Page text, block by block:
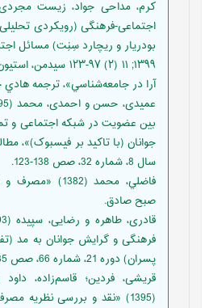
کرم، مداحی جواد، زیست مجردی
اجتماعی-فرهنگی (رویکردی تحلیلی
بودریار و ریچارد سِنِت) مسائل
آرا در جامعه‌شناسي»، ترجمه هادي
بین عضویت در شبکه اجتماعی و
جوانان (با تاکید بر فیسبوک)»،
سال 8، شماره 32، صص 138-123.
فاضلي، محمد
صبح صادق.
فرهنگی و گرایش جوانان به مد
پسران) دوره 21، شماره 66، صص 35-1.
قریشی، فردین؛ قاسم‌زاده، داود
(1395) «نقد و بررسی نظریه